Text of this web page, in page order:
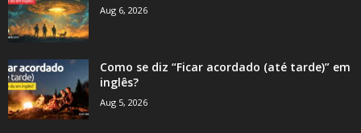
Aug 6, 2026
Como se diz “Ficar acordado (até tarde)” em
inglês?
Aug 5, 2026